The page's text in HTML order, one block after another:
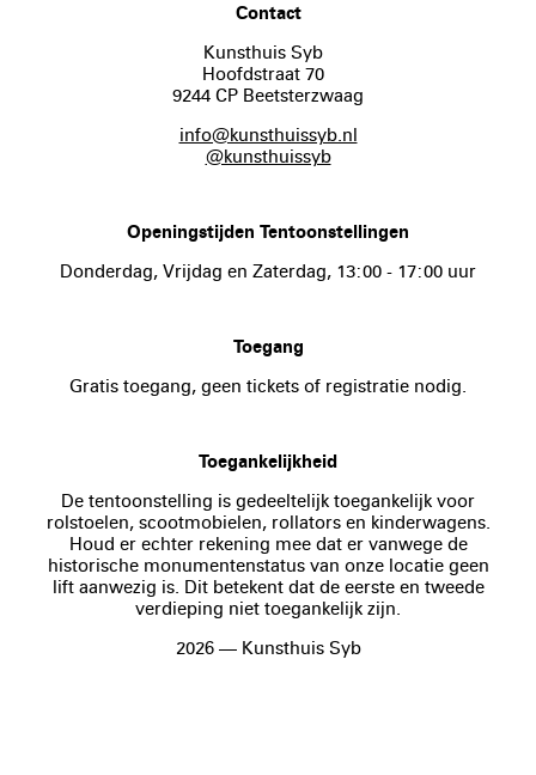
Contact
Kunsthuis Syb
Hoofdstraat 70
9244 CP Beetsterzwaag
info@kunsthuissyb.nl
@kunsthuissyb
Openingstijden Tentoonstellingen
Donderdag, Vrijdag en Zaterdag, 13:00 - 17:00 uur
Toegang
Gratis toegang, geen tickets of registratie nodig.
Toegankelijkheid
De tentoonstelling is gedeeltelijk toegankelijk voor
rolstoelen, scootmobielen, rollators en kinderwagens.
Houd er echter rekening mee dat er vanwege de
historische monumentenstatus van onze locatie geen
lift aanwezig is. Dit betekent dat de eerste en tweede
verdieping niet toegankelijk zijn.
2026 — Kunsthuis Syb